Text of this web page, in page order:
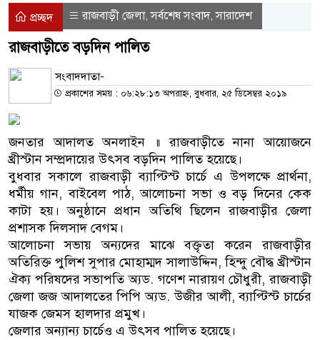
প্রচ্ছদ রাজবাড়ী জেলা,সর্বশেষ সংবাদ,সারাদেশ
রাজবাড়ীতে বড়দিন পালিত
সংবাদদাতা-
প্রকাশের সময় : ০৬:২৮:১৩ অপরাহ্ন, বুধবার, ২৫ ডিসেম্বর ২০১৯
জনতার আদালত অনলাইন ॥ রাজবাড়ীতে নানা আয়োজনে
খ্রীস্টান সম্প্রদায়ের উৎসব বড়দিন পালিত হয়েছে।
বুধবার সকালে রাজবাড়ী ব্যাপ্টিস্ট চার্চে এ উপলক্ষে প্রার্থনা,
ধর্মীয় গান, বাইবেল পাঠ, আলোচনা সভা ও বড় দিনের কেক
কাটা হয়। অনুষ্ঠানে প্রধান অতিথি ছিলেন রাজবাড়ীর জেলা
প্রশাসক দিলসাদ বেগম।
আলোচনা সভায় অন্যদের মাঝে বক্তৃতা করেন রাজবাড়ীর
অতিরিক্ত পুলিশ সুপার মোহাম্মদ সালাউদ্দিন, হিন্দু বৌদ্ধ খ্রীস্টান
ঐক্য পরিষদের সভাপতি অ্যড. গণেশ নারায়ণ চৌধুরী, রাজবাড়ী
জেলা জজ আদালতের পিপি অ্যড. উজীর আলী, ব্যাপ্টিস্ট চার্চের
যাজক জেমস হালদার প্রমুখ।
জেলার অন্যান্য চার্চেও এ উৎসব পালিত হয়েছে।